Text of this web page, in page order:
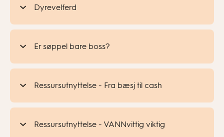
Dyrevelferd
Er søppel bare boss?
Ressursutnyttelse - Fra bæsj til cash
Ressursutnyttelse - VANNvittig viktig